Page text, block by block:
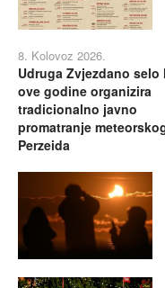
8. Kolovoz 2026.
Udruga Zvjezdano selo
ove godine organizira
tradicionalno javno
promatranje
Perzeida